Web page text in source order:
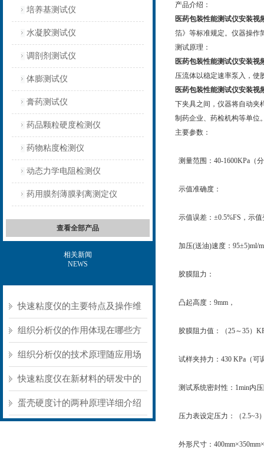
培养基测试仪
水凝胶测试仪
调剖剂测试仪
体膨测试仪
膏药测试仪
药品颗粒硬度检测仪
药物粘度检测仪
动态力学电阻检测仪
药用膜剂薄膜剥离测定仪
查看全部产品
相关新闻
NEWS
快速粘度仪的主要特点及操作维
护方式
组织分析仪的作用体现在哪些方
面？
组织分析仪的技术原理随应用场
景不同存在明显差异
快速粘度仪在新材料的研发中的
应用
蛋壳硬度计的两种原理详细介绍
产品介绍：
医药包装性能测试仪安装视
箔》等标准规定。仪器操作
测试原理：
医药包装性能测试仪安装视
压流体以稳定速率泵入，使
医药包装性能测试仪安装视
下夹具之间，仪器将自动夹
制药企业、药检机构等单位
主要参数：
测量范围：40-1600KPa（
示值准确度：
示值误差：±0.5%FS，示
加压(送油)速度：95±5)ml/
胶膜阻力：
凸起高度：9mm，
胶膜阻力值：（25～35）
试样夹持力：430 KPa（可
测试系统密封性：1min内压
压力表设定压力：（2.5~3
外形尺寸：